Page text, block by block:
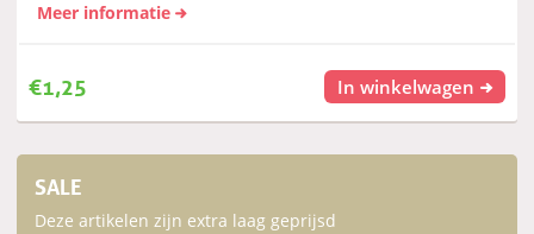
Meer informatie
€1,25 In winkelwagen
SALE
Deze artikelen zijn extra laag geprijsd